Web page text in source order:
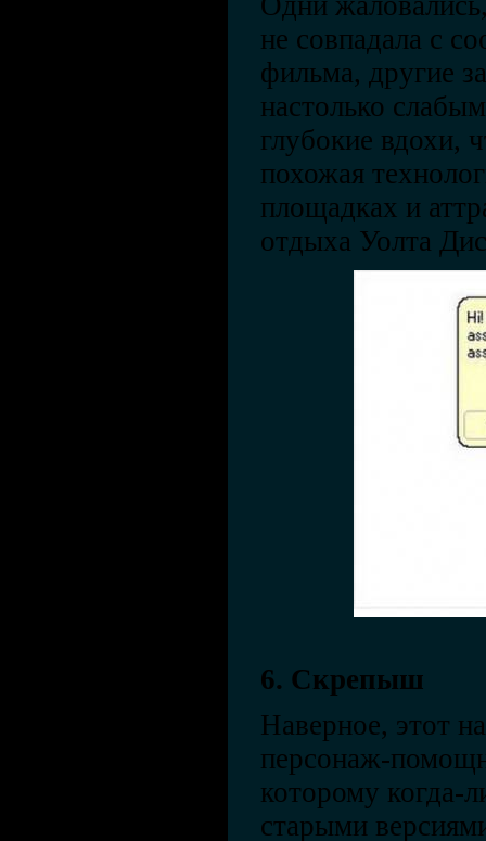
не совпадала с
фильма, другие
настолько
глубокие вдохи,
похожая
площадках и
отдыха Уолта
6. Скрепыш
Наверное, этот
персонаж-
которому когда-
старыми